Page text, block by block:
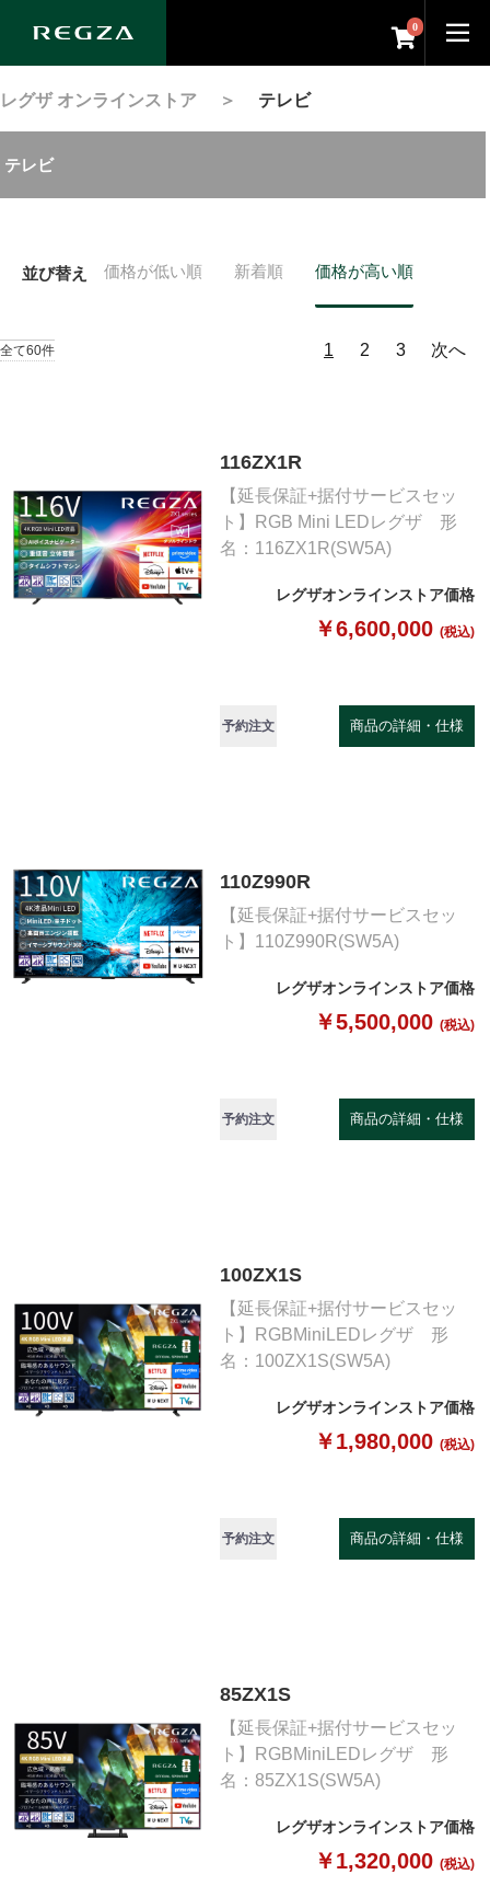
0
レグザ オンラインストア ＞ テレビ
テレビ
並び替え 価格が低い順 新着順 価格が高い順
全て60件 1 2 3 次へ
116ZX1R
【延長保証+据付サービスセッ
ト】RGB Mini LEDレグザ 形
名：116ZX1R(SW5A)
レグザオンラインストア価格
￥6,600,000 (税込)
予約注文 商品の詳細・仕様
110Z990R
【延長保証+据付サービスセッ
ト】110Z990R(SW5A)
レグザオンラインストア価格
￥5,500,000 (税込)
予約注文 商品の詳細・仕様
100ZX1S
【延長保証+据付サービスセッ
ト】RGBMiniLEDレグザ 形
名：100ZX1S(SW5A)
レグザオンラインストア価格
￥1,980,000 (税込)
予約注文 商品の詳細・仕様
85ZX1S
【延長保証+据付サービスセッ
ト】RGBMiniLEDレグザ 形
名：85ZX1S(SW5A)
レグザオンラインストア価格
￥1,320,000 (税込)